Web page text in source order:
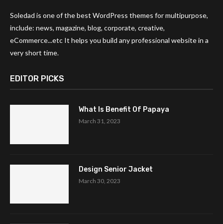
Soledad is one of the best WordPress themes for multipurpose,
include: news, magazine, blog, corporate, creative,
eCommerce...etc It helps you build any professional website in a
very short time.
EDITOR PICKS
What Is Benefit Of Papaya
March 31, 2023
Design Senior Jacket
March 30, 2023